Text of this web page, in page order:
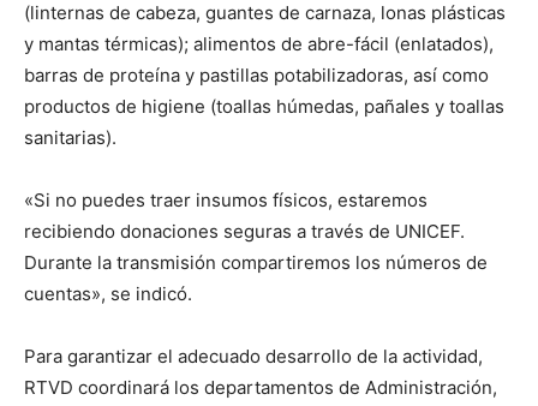
(linternas de cabeza, guantes de carnaza, lonas plásticas
y mantas térmicas); alimentos de abre-fácil (enlatados),
barras de proteína y pastillas potabilizadoras, así como
productos de higiene (toallas húmedas, pañales y toallas
sanitarias).
«Si no puedes traer insumos físicos, estaremos
recibiendo donaciones seguras a través de UNICEF.
Durante la transmisión compartiremos los números de
cuentas», se indicó.
Para garantizar el adecuado desarrollo de la actividad,
RTVD coordinará los departamentos de Administración,